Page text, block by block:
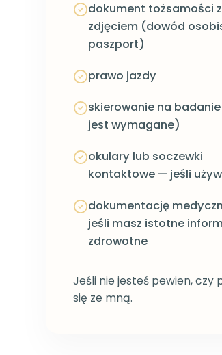
dokument tożsamości
zdjęciem (dowód
paszport)
prawo jazdy
skierowanie na
jest wymagane)
okulary lub soczewki
kontaktowe — jeśli
dokumentację
jeśli masz istotne
zdrowotne
Jeśli nie jesteś pewien, czy
się ze mną.